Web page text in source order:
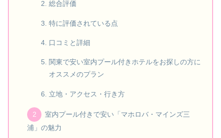
総合評価
特に評価されている点
口コミと詳細
関東で安い室内プール付きホテルをお探しの方に
オススメのプラン
立地・アクセス・行き方
室内プール付きで安い「マホロバ・マインズ三
浦」の魅力